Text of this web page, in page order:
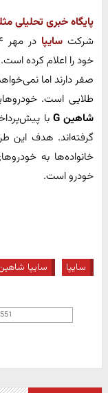
پایگاه خبری تحلیلی
شرکت سایپا
خود را اعلام کرده
صفر دارند اما
طلایی است.
شاهین G
با
گرفته‌اند. هدف این
خانواده‌ها به
خودرو است.
سایپا سایپا